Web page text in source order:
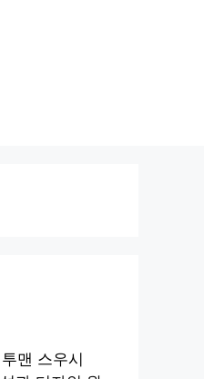
맨 스우시